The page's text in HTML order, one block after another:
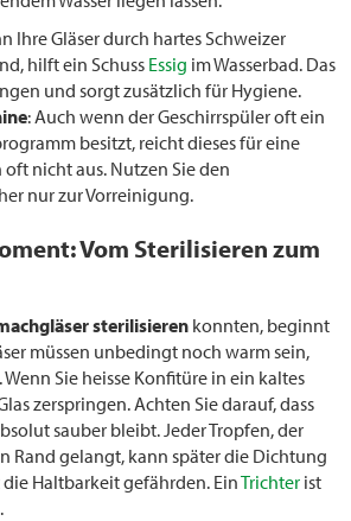
Ihre Gläser durch hartes Schweizer
hilft ein Schuss Essig im Wasserbad. Das
und sorgt zusätzlich für Hygiene.
: Auch wenn der Geschirrspüler oft ein
besitzt, reicht dieses für eine
nicht aus. Nutzen Sie den
nur zur Vorreinigung.
Vom Sterilisieren zum
sterilisieren konnten, beginnt
müssen unbedingt noch warm sein,
Sie heisse Konfitüre in ein kaltes
zerspringen. Achten Sie darauf, dass
sauber bleibt. Jeder Tropfen, der
Rand gelangt, kann später die Dichtung
Haltbarkeit gefährden. EinTrichter ist